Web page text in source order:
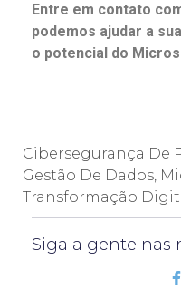
Entre em contato
podemos ajudar a
o potencial do
Cibersegurança De
Gestão De Dados,
Transformação
Siga a gente nas